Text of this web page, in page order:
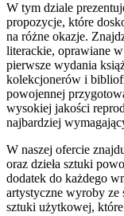
W tym dziale
propozycje, które
na różne okazje.
literackie, oprawiane
pierwsze wydania
kolekcjonerów i
powojennej
wysokiej jakości
najbardziej
W naszej ofercie
oraz dzieła sztuki
dodatek do każdego
artystyczne wyroby ze
sztuki użytkowej, które